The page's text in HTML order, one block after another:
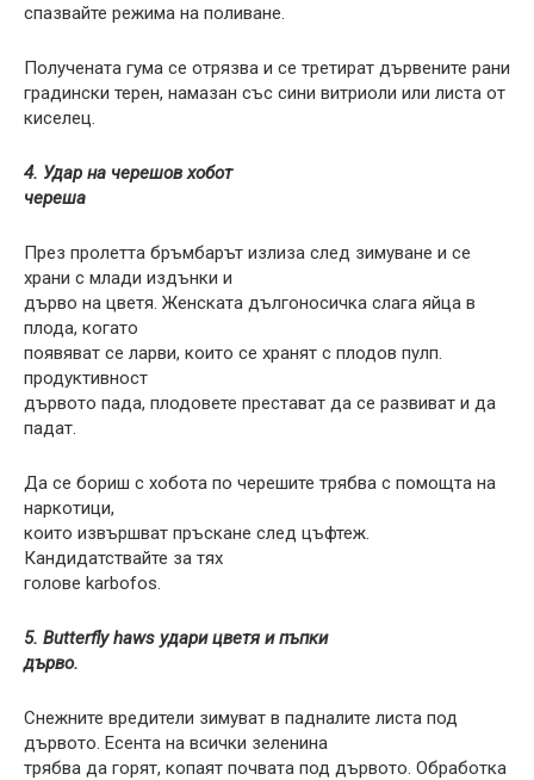
спазвайте режима на поливане.
Получената гума се отрязва и се третират дървените рани
градински терен, намазан със сини витриоли или листа от
киселец.
4. Удар на черешов хобот
череша
През пролетта бръмбарът излиза след зимуване и се
храни с млади издънки и
дърво на цветя. Женската дългоносичка слага яйца в
плода, когато
появяват се ларви, които се хранят с плодов пулп.
продуктивност
дървото пада, плодовете престават да се развиват и да
падат.
Да се ​​бориш с хобота по черешите трябва с помощта на
наркотици,
които извършват пръскане след цъфтеж.
Кандидатствайте за тях
голове karbofos.
5. Butterfly haws удари цветя и пъпки
дърво.
Снежните вредители зимуват в падналите листа под
дървото. Есента на всички зеленина
трябва да горят, копаят почвата под дървото. Обработка